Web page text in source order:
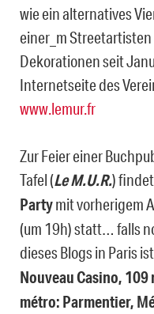
wie ein alternatives
einer_m
Dekorationen seit
Internetseite des
www.lemur.fr
Zur Feier einer
Tafel (Le M.U.R.)
Partymit vorherigem
(um 19h) statt… falls
dieses Blogs in Paris
Nouveau Casino,
métro: Parmentier,